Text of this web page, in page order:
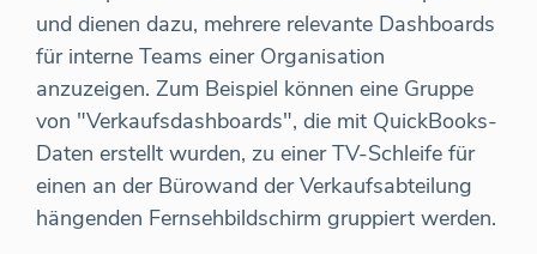
und dienen dazu, mehrere relevante Dashboards
für interne Teams einer Organisation
anzuzeigen. Zum Beispiel können eine Gruppe
von "Verkaufsdashboards", die mit QuickBooks-
Daten erstellt wurden, zu einer TV-Schleife für
einen an der Bürowand der Verkaufsabteilung
hängenden Fernsehbildschirm gruppiert werden.